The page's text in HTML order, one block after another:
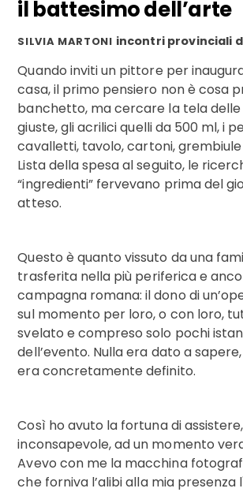
il battesimo dell’arte
SILVIA MARTONI incontri provinciali
Quando inviti un pittore per
casa, il primo pensiero non è cosa
banchetto, ma cercare la tela delle
giuste, gli acrilici quelli da 500 ml, i
cavalletti, tavolo, cartoni, grembiule
Lista della spesa al seguito, le
“ingredienti” fervevano prima del
atteso.
Questo è quanto vissuto da una
trasferita nella più periferica e
campagna romana: il dono di
sul momento per loro, o con loro,
svelato e compreso solo pochi
dell’evento. Nulla era dato a
era concretamente definito.
Così ho avuto la fortuna di
inconsapevole, ad un momento
Avevo con me la macchina
che forniva l’alibi alla mia presenza